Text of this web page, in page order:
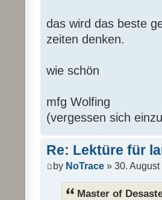
das wird das beste
zeiten denken.
wie schön
mfg Wolfing
(vergessen sich
Re: Lektüre für
by NoTrace » 30.
Master of